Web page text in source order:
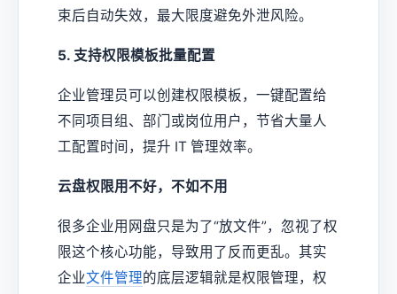
束后自动失效，最大限度避免外泄风险。
5. 支持权限模板批量配置
企业管理员可以创建权限模板，一键配置给
不同项目组、部门或岗位用户，节省大量人
工配置时间，提升 IT 管理效率。
云盘权限用不好，不如不用
很多企业用网盘只是为了“放文件”，忽视了权
限这个核心功能，导致用了反而更乱。其实
企业文件管理的底层逻辑就是权限管理，权